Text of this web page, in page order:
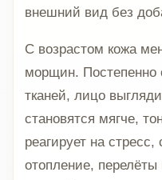
внешний вид без
С возрастом кожа
морщин. Постепенно
тканей, лицо
становятся мягче,
реагирует на
отопление, перелёты